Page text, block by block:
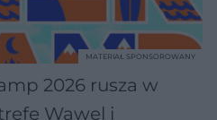
2026 rusza w
Wawel i
MATERIAŁ SPONSOROWANY